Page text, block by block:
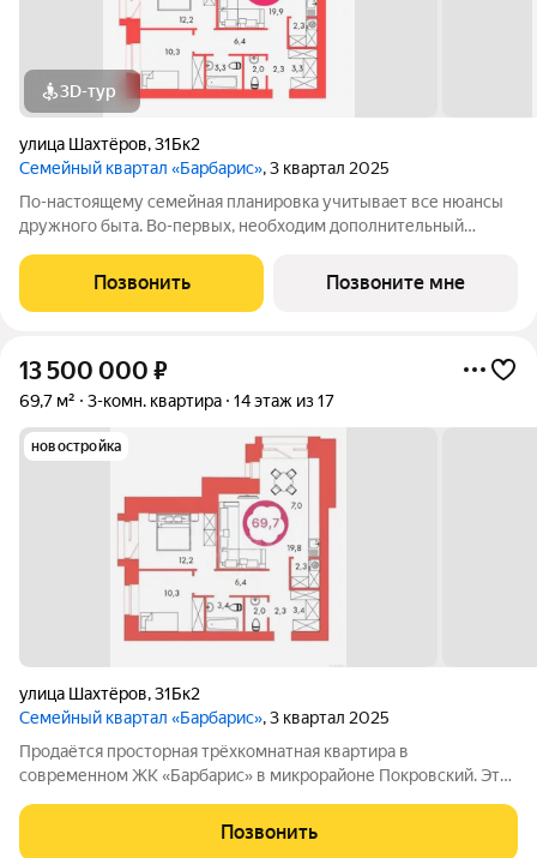
3D-тур
улица Шахтёров,31Бк2
Семейный квартал «Барбарис», 3 квартал 2025
По-настоящему семейная планировка учитывает все нюансы
дружного быта. Во-первых, необходим дополнительный
лондри в виде отдельного помещения позволяет разместить
стиральную машину, корзину для
Позвонить Позвоните мне
13 500 000 ₽
69,7 м² 3-комн. квартира 14 этаж из 17
новостройка
улица Шахтёров,31Бк2
Семейный квартал «Барбарис», 3 квартал 2025
Продаётся просторная трёхкомнатная квартира в
современном ЖК «Барбарис» в микрорайоне Покровский. Это
развлекательным парком. В вашем распоряжении подземный
паркинг на 254 машины с прямым
Позвонить